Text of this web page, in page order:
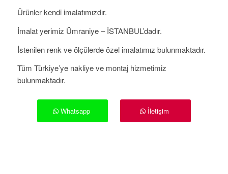
Ürünler kendi imalatımızdır.
İmalat yerimiz Ümraniye – İSTANBUL’dadır.
İstenilen renk ve ölçülerde özel imalatımız bulunmaktadır.
Tüm Türkiye’ye nakliye ve montaj hizmetimiz
bulunmaktadır.
Whatsapp İletişim